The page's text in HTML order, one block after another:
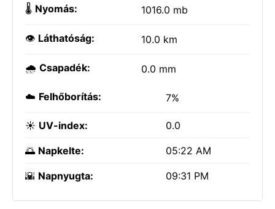
🌡️ Nyomás: 1016.0 mb
👁️ Láthatóság: 10.0 km
🌧️ Csapadék: 0.0 mm
☁️ Felhőborítás: 7%
☀️ UV-index: 0.0
🌅 Napkelte: 05:22 AM
🌇 Napnyugta: 09:31 PM